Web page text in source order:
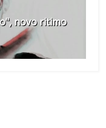
novo ritimo